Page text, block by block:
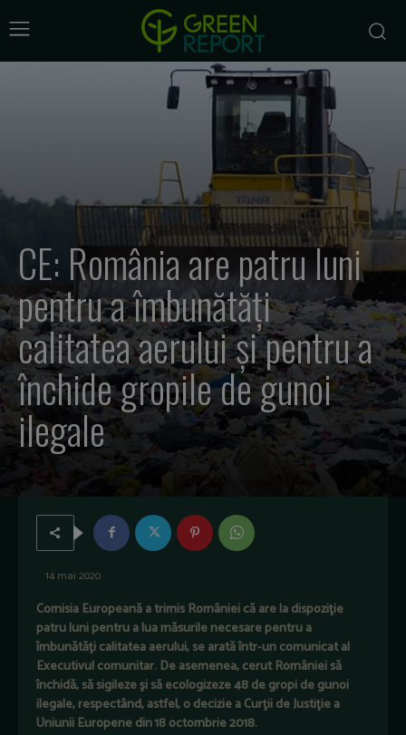
CE: România are patru luni
pentru a îmbunătăţi
calitatea aerului şi pentru a
închide gropile de gunoi
ilegale
14 mai 2020
Comisia Europeană a trimis României că are la dispoziţie
patru luni pentru a lua măsurile necesare pentru a
îmbunătăţi calitatea aerului, se arată într-un comunicat al
Executivul comunitar. De asemenea, cerut României să
închidă, să sigileze şi să ecologizeze 48 de gropi de gunoi
ilegale, respectând, astfel, o decizie a Curţii de Justiţie a
Uniunii Europene din 18 octombrie 2018.